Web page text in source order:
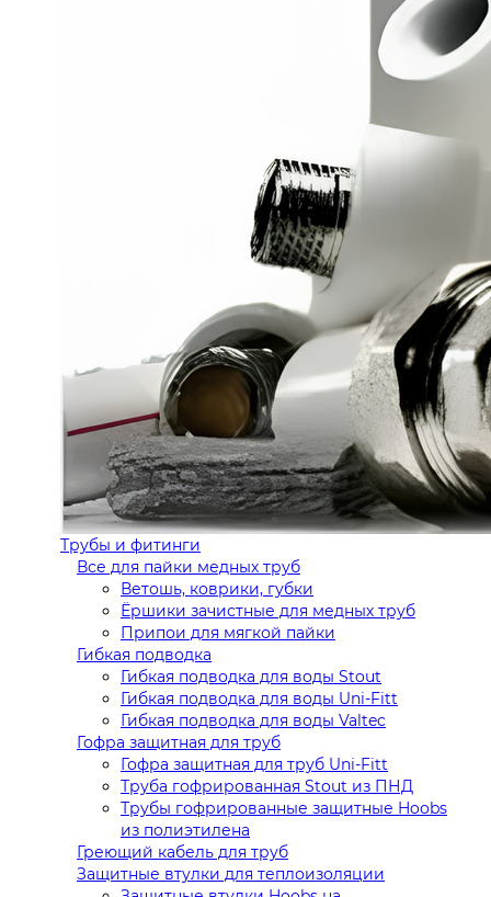
Трубы и фитинги
Все для пайки медных труб
Ветошь, коврики, губки
Ёршики зачистные для медных труб
Припои для мягкой пайки
Гибкая подводка
Гибкая подводка для воды Stout
Гибкая подводка для воды Uni-Fitt
Гибкая подводка для воды Valtec
Гофра защитная для труб
Гофра защитная для труб Uni-Fitt
Труба гофрированная Stout из ПНД
Трубы гофрированные защитные Hoobs
из полиэтилена
Греющий кабель для труб
Защитные втулки для теплоизоляции